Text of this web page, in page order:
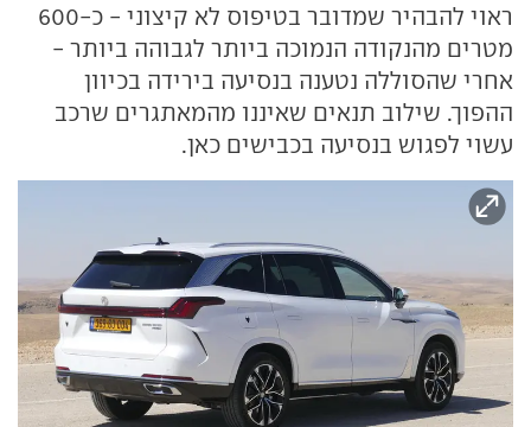
ראוי להבהיר שמדובר בטיפוס לא קיצוני - כ-600
מטרים מהנקודה הנמוכה ביותר לגבוהה ביותר -
אחרי שהסוללה נטענה בנסיעה בירידה בכיוון
ההפוך. שילוב תנאים שאיננו מהמאתגרים שרכב
עשוי לפגוש בנסיעה בכבישים כאן.